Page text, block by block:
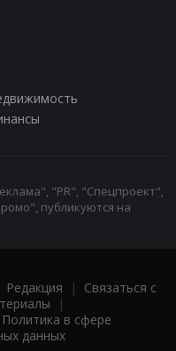
"PR", "Спецпроект",
публикуются на
Редакция | Связаться с
|
Политика в сфере
данных